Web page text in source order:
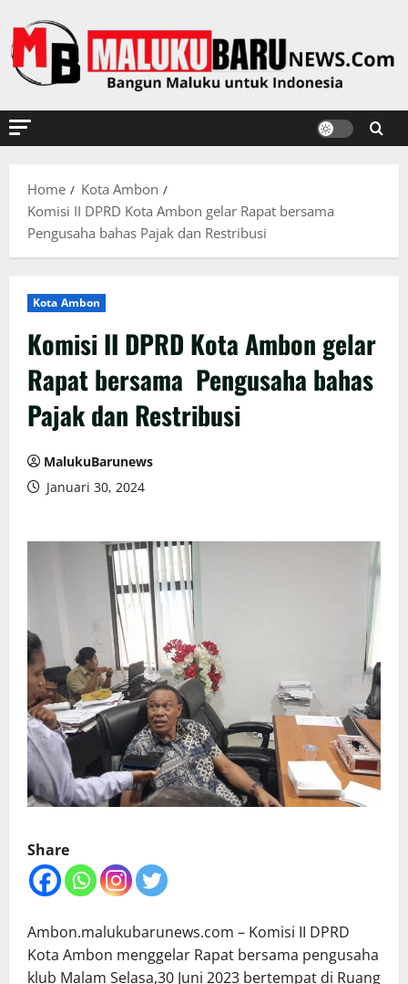
to
content
Home
Kota Ambon
Komisi II DPRD Kota Ambon gelar Rapat bersama
Pengusaha bahas Pajak dan Restribusi
Kota Ambon
Komisi II DPRD Kota Ambon gelar
Rapat bersama Pengusaha bahas
Pajak dan Restribusi
MalukuBarunews
Januari 30, 2024
Share
Ambon.malukubarunews.com – Komisi II DPRD
Kota Ambon menggelar Rapat bersama pengusaha
klub Malam Selasa,30 Juni 2023 bertempat di Ruang